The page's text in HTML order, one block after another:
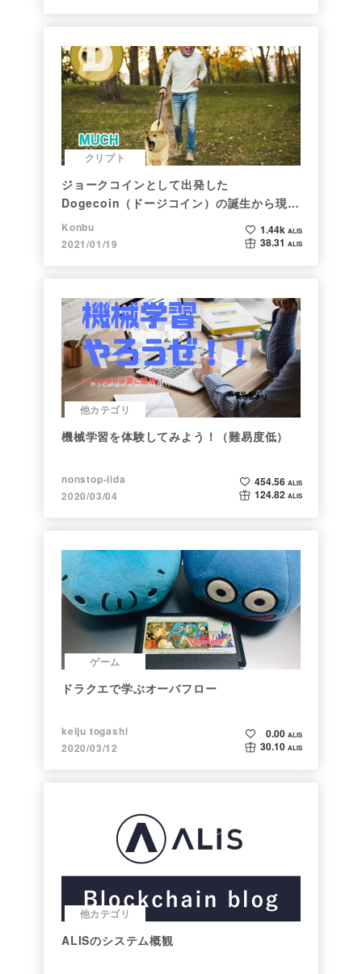
クリプト
ジョークコインとして出発した
Dogecoin（ドージコイン）の誕生から現在
まで。注目される非証券性🐶
Konbu
2021/01/19
1.44k ALIS
38.31 ALIS
他カテゴリ
機械学習を体験してみよう！（難易度低）
nonstop-iida
2020/03/04
454.56 ALIS
124.82 ALIS
ゲーム
ドラクエで学ぶオーバフロー
keiju togashi
2020/03/12
0.00 ALIS
30.10 ALIS
他カテゴリ
ALISのシステム概観